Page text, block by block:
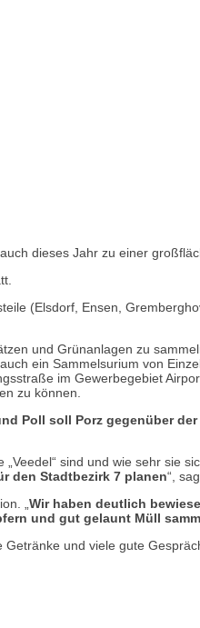
dieses Jahr zu einer
(Elsdorf, Ensen,
und Grünanlagen zu
ein Sammelsurium von
im Gewerbegebiet
zu können.
Poll soll Porz gegenüber
sind und wie sehr sie
den Stadtbezirk 7 planen“,
„Wir haben deutlich
und gut gelaunt Müll
und viele gute